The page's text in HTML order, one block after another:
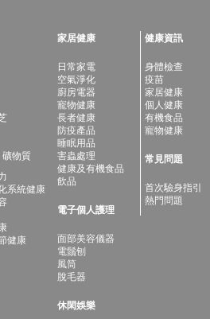
物質
系統健康
健康
家居健康
日常家電
空氣淨化
廚房電器
寵物健康
長者健康
防疫產品
睡眠用品
害蟲處理
健康及有機食品
飲品
電子個人護理
面部美容儀器
電鬚刨
風筒
脫毛器
休閑娛樂
健康資訊
身體檢查
疫苗
家居健康
個人健康
有機食品
寵物健康
常見問題
首次驗身指引
熱門問題